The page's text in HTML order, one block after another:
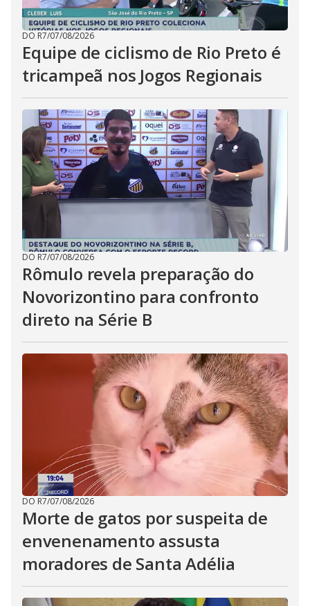
DO R7/07/08/2026
Equipe de ciclismo de Rio Preto é
tricampeã nos Jogos Regionais
DO R7/07/08/2026
Rômulo revela preparação do
Novorizontino para confronto
direto na Série B
DO R7/07/08/2026
Morte de gatos por suspeita de
envenenamento assusta
moradores de Santa Adélia